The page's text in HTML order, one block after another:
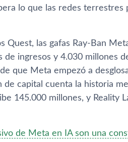
lo que las redes
Quest, las gafas Ray-Ban
ingresos y 4.030 millones
que Meta empezó a
de capital cuenta la historia
145.000 millones, y Reality
de Meta en IA son una